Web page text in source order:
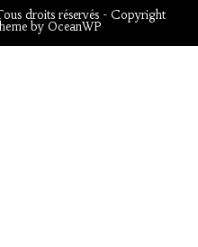
droits réservés - Copyright
by OceanWP